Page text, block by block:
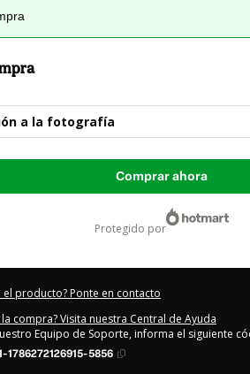
a la fotografía
Comprar ahora
protegido por
el producto? Ponte en contacto
compra? Visita nuestra Central de Ayuda
Equipo de Soporte, informa el siguiente
1786272126915-5856